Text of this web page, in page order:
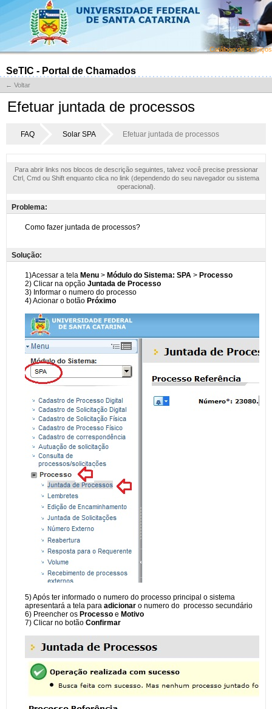
Catálogo de serviços
SeTIC - Portal de Chamados
← Voltar
Efetuar juntada de processos
FAQ Solar SPA Efetuar juntada de processos
Para abrir links nos blocos de descrição seguintes, talvez você precise pressionar
Ctrl, Cmd ou Shift enquanto clica no link (dependendo do seu navegador ou sistema
operacional).
Problema:
Solução: